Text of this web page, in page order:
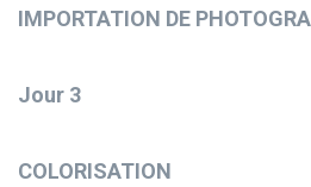
IMPORTATION DE
Jour 3
COLORISATION